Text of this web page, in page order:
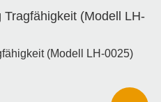
(Modell LH-0025)